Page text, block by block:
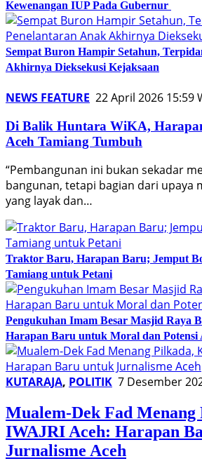
Kewenangan IUP Pada Gubernur
Sempat Buron Hampir Setahun,
Akhirnya Dieksekusi Kejaksaan
NEWS FEATURE 22 April 2026 15:59
Di Balik Huntara WiKA,
Aceh Tamiang Tumbuh
“Pembangunan ini bukan sekadar
bangunan, tetapi bagian dari upaya
yang layak dan…
Traktor Baru, Harapan Baru; Jemput
Tamiang untuk Petani
​Pengukuhan Imam Besar Masjid Raya
Harapan Baru untuk Moral dan Potensi
KUTARAJA, POLITIK 7 Desember
Mualem-Dek Fad
IWAJRI Aceh: Harapan
Jurnalisme Aceh